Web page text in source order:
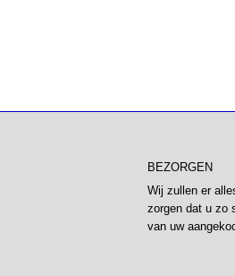
BEZORGEN
Wij zullen er
zorgen dat u zo
van uw